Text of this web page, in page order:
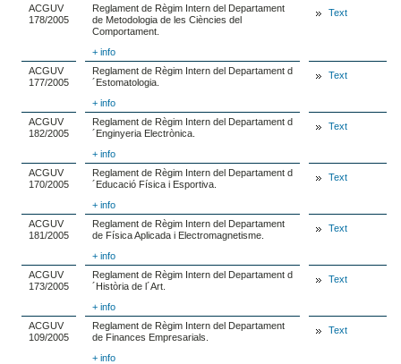
ACGUV
178/2005
Reglament de Règim Intern del Departament
de Metodologia de les Ciències del
Comportament.
+ info
Text
ACGUV
177/2005
Reglament de Règim Intern del Departament d
´Estomatologia.
+ info
Text
ACGUV
182/2005
Reglament de Règim Intern del Departament d
´Enginyeria Electrònica.
+ info
Text
ACGUV
170/2005
Reglament de Règim Intern del Departament d
´Educació Física i Esportiva.
+ info
Text
ACGUV
181/2005
Reglament de Règim Intern del Departament
de Física Aplicada i Electromagnetisme.
+ info
Text
ACGUV
173/2005
Reglament de Règim Intern del Departament d
´Història de l´Art.
+ info
Text
ACGUV
109/2005
Reglament de Règim Intern del Departament
de Finances Empresarials.
+ info
Text